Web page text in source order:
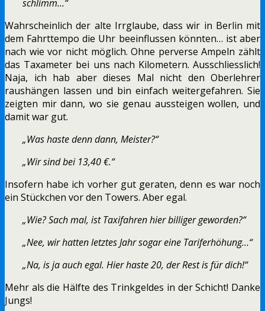
schlimm…“
Wahrscheinlich der alte Irrglaube, dass wir in Berlin mit
dem Fahrttempo die Uhr beeinflussen könnten… ist aber
nach wie vor nicht möglich. Ohne perverse Ampeln zählt
das Taxameter bei uns nach Kilometern. Ausschliesslich!
Naja, ich hab aber dieses Mal nicht den Oberlehrer
raushängen lassen und bin einfach weitergefahren. Sie
zeigten mir dann, wo sie genau aussteigen wollen, und
damit war gut.
„Was haste denn dann, Meister?“
„Wir sind bei 13,40 €.“
Insofern habe ich vorher gut geraten, denn es war noch
ein Stückchen vor den Towers. Aber egal.
„Wie? Sach mal, ist Taxifahren hier billiger geworden?“
„Nee, wir hatten letztes Jahr sogar eine Tariferhöhung…“
„Na, is ja auch egal. Hier haste 20, der Rest is für dich!“
Mehr als die Hälfte des Trinkgeldes in der Schicht! Danke
Jungs!